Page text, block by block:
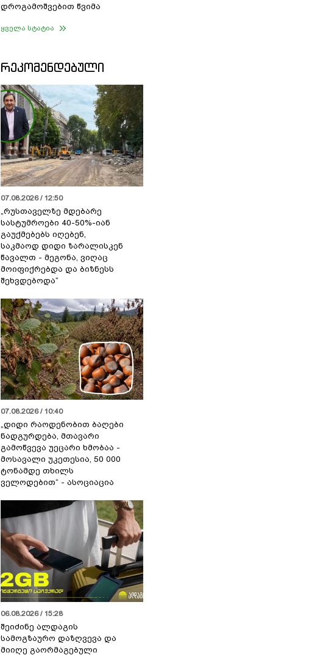
დროგამოშვებით წვიმა
ყველა სტატია
ᲠᲔᲙᲝᲛᲔᲜᲓᲔᲑᲣᲚᲘ
07.08.2026 / 12:50
„რუსთაველზე მდებარე
სასტუმროები 40-50%-იან
გაუქმებებს იღებენ,
საკმაოდ დიდი ზარალისკენ
წავალთ - მეგონა, ვიღაც
მოიფიქრებდა და ბიზნესს
შეხვდებოდა“
07.08.2026 / 10:40
„დიდი რაოდენობით ბაღები
ნადგურდება, მთავარი
გამოწვევა უეცარი ხმობაა -
მოსავალი უკეთესია, 50 000
ტონამდე თხილს
ველოდებით“ - ასოციაცია
06.08.2026 / 15:28
შეიძინე ალდაგის
სამოგზაურო დაზღვევა და
მიიღე გაორმაგებული